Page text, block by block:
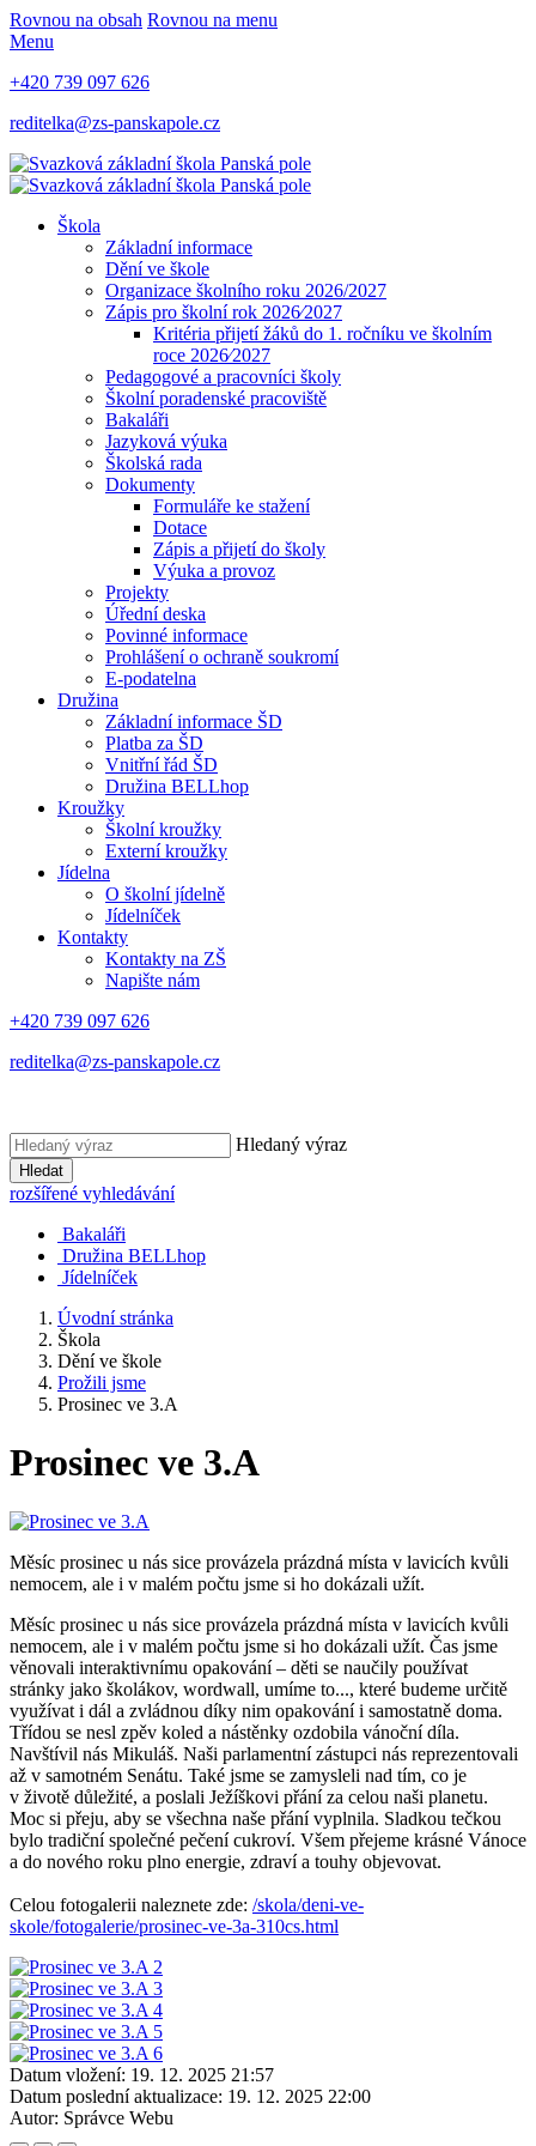
Rovnou na obsah Rovnou na menu
Menu
+420 739 097 626
reditelka@zs-panskapole.cz
Škola
Základní informace
Dění ve škole
Organizace školního roku 2026/2027
Zápis pro školní rok 2026⁄2027
Kritéria přijetí žáků do 1. ročníku ve školním
roce 2026⁄2027
Pedagogové a pracovníci školy
Školní poradenské pracoviště
Bakaláři
Jazyková výuka
Školská rada
Dokumenty
Formuláře ke stažení
Dotace
Zápis a přijetí do školy
Výuka a provoz
Projekty
Úřední deska
Povinné informace
Prohlášení o ochraně soukromí
E-podatelna
Družina
Základní informace ŠD
Platba za ŠD
Vnitřní řád ŠD
Družina BELLhop
Kroužky
Školní kroužky
Externí kroužky
Jídelna
O školní jídelně
Jídelníček
Kontakty
Kontakty na ZŠ
Napište nám
+420 739 097 626
reditelka@zs-panskapole.cz
Hledaný výraz
Hledat
rozšířené vyhledávání
Bakaláři
Družina BELLhop
Jídelníček
Úvodní stránka
Škola
Dění ve škole
Prožili jsme
Prosinec ve 3.A
Prosinec ve 3.A
Měsíc prosinec u nás sice provázela prázdná místa v lavicích kvůli
nemocem, ale i v malém počtu jsme si ho dokázali užít.
Měsíc prosinec u nás sice provázela prázdná místa v lavicích kvůli
nemocem, ale i v malém počtu jsme si ho dokázali užít. Čas jsme
věnovali interaktivnímu opakování – děti se naučily používat
stránky jako školákov, wordwall, umíme to..., které budeme určitě
využívat i dál a zvládnou díky nim opakování i samostatně doma.
Třídou se nesl zpěv koled a nástěnky ozdobila vánoční díla.
Navštívil nás Mikuláš. Naši parlamentní zástupci nás reprezentovali
až v samotném Senátu. Také jsme se zamysleli nad tím, co je
v životě důležité, a poslali Ježíškovi přání za celou naši planetu.
Moc si přeju, aby se všechna naše přání vyplnila. Sladkou tečkou
bylo tradiční společné pečení cukroví. Všem přejeme krásné Vánoce
a do nového roku plno energie, zdraví a touhy objevovat.
Celou fotogalerii naleznete zde: /skola/deni-ve-
skole/fotogalerie/prosinec-ve-3a-310cs.html
Datum vložení: 19. 12. 2025 21:57
Datum poslední aktualizace: 19. 12. 2025 22:00
Autor: Správce Webu